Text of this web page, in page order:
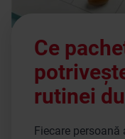
Ce
rutinei
Fiecare